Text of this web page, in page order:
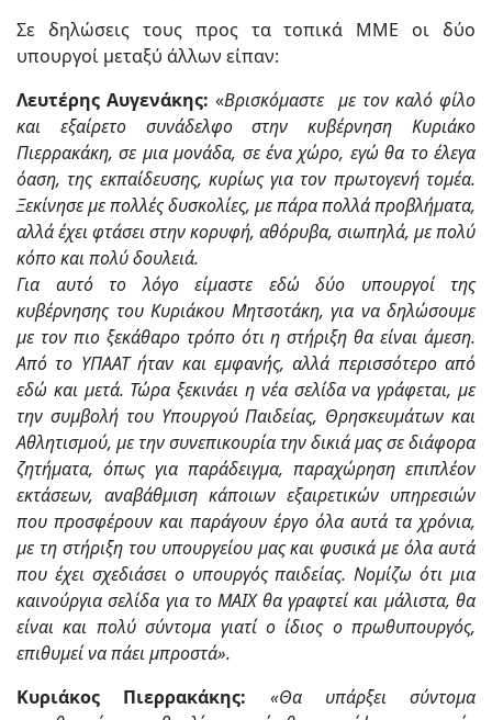
Σε δηλώσεις τους προς τα τοπικά ΜΜΕ οι δύο
υπουργοί μεταξύ άλλων είπαν:
Λευτέρης Αυγενάκης: «Βρισκόμαστε με τον καλό φίλο
και εξαίρετο συνάδελφο στην κυβέρνηση Κυριάκο
Πιερρακάκη, σε μια μονάδα, σε ένα χώρο, εγώ θα το έλεγα
όαση, της εκπαίδευσης, κυρίως για τον πρωτογενή τομέα.
Ξεκίνησε με πολλές δυσκολίες, με πάρα πολλά προβλήματα,
αλλά έχει φτάσει στην κορυφή, αθόρυβα, σιωπηλά, με πολύ
κόπο και πολύ δουλειά.
Για αυτό το λόγο είμαστε εδώ δύο υπουργοί της
κυβέρνησης του Κυριάκου Μητσοτάκη, για να δηλώσουμε
με τον πιο ξεκάθαρο τρόπο ότι η στήριξη θα είναι άμεση.
Από το ΥΠΑΑΤ ήταν και εμφανής, αλλά περισσότερο από
εδώ και μετά. Τώρα ξεκινάει η νέα σελίδα να γράφεται, με
την συμβολή του Υπουργού Παιδείας, Θρησκευμάτων και
Αθλητισμού, με την συνεπικουρία την δικιά μας σε διάφορα
ζητήματα, όπως για παράδειγμα, παραχώρηση επιπλέον
εκτάσεων, αναβάθμιση κάποιων εξαιρετικών υπηρεσιών
που προσφέρουν και παράγουν έργο όλα αυτά τα χρόνια,
με τη στήριξη του υπουργείου μας και φυσικά με όλα αυτά
που έχει σχεδιάσει ο υπουργός παιδείας. Νομίζω ότι μια
καινούργια σελίδα για το ΜΑΙΧ θα γραφτεί και μάλιστα, θα
είναι και πολύ σύντομα γιατί ο ίδιος ο πρωθυπουργός,
επιθυμεί να πάει μπροστά».
Κυριάκος Πιερρακάκης:
«Θα υπάρξει σύντομα